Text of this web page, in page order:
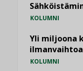
KOLUMNI
Yli miljoona
ilmanvaihtoa
KOLUMNI